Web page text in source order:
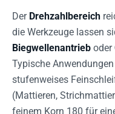
Der Drehzahlbereich
die Werkzeuge lassen
Biegwellenantrieb oder
Typische
stufenweises
(Mattieren,
feinem Korn 180 für